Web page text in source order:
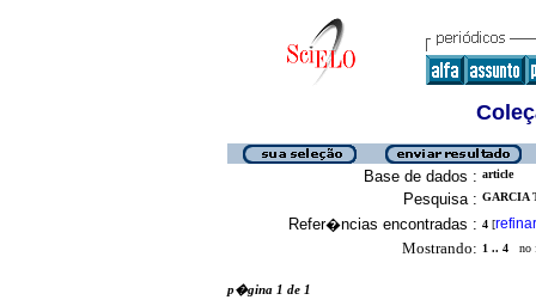
Base de dados : article
Pesquisa : GARCIA
Refer�ncias encontradas : 4 [refinar
Mostrando: 1 .. 4 no
p�gina 1 de 1